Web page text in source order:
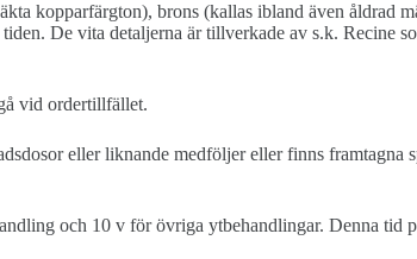
kopparfärgton), brons (kallas ibland även åldrad
De vita detaljerna är tillverkade av s.k. Recine
vid ordertillfället.
eller liknande medföljer eller finns
och 10 v för övriga ytbehandlingar. Denna tid